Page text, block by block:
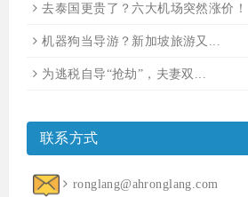
去泰国更贵了？六大机场突然涨价！
机器狗当导游？新加坡旅游又...
为逃税自导“抢劫”，夫妻双...
联系方式
ronglang@ahronglang.com